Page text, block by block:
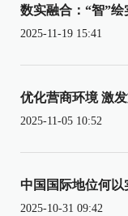
数实融合：“智”绘
2025-11-19 15:41
优化营商环境 激
2025-11-05 10:52
中国国际地位何以
2025-10-31 09:42